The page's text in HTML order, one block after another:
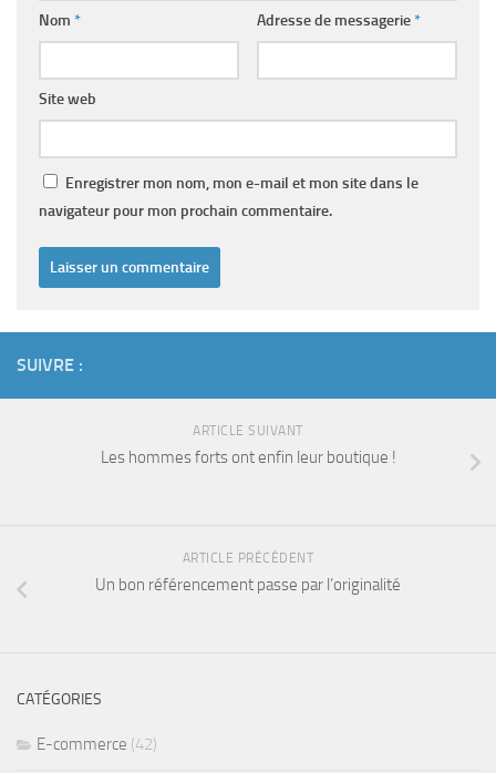
Nom * Adresse de messagerie*
Site web
Enregistrer mon nom, mon e-mail et mon site dans le
navigateur pour mon prochain commentaire.
SUIVRE :
ARTICLE SUIVANT
Les hommes forts ont enfin leur boutique !
ARTICLE PRÉCÉDENT
Un bon référencement passe par l’originalité
CATÉGORIES
E-commerce (42)